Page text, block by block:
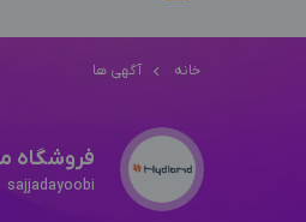
خانه آگهی ها
فروشگاه
sajjadayoobi